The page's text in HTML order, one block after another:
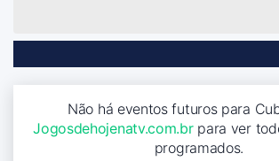
Não há eventos futuros para
Jogosdehojenatv.com.brpara ver
programados.